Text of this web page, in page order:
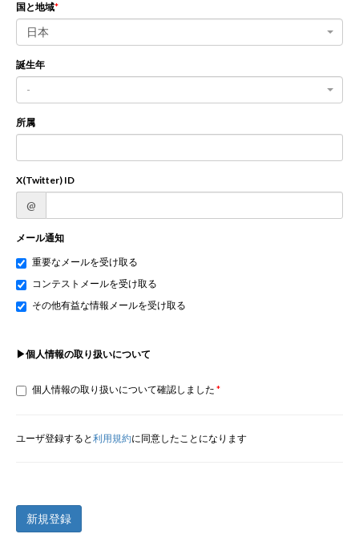
国と地域
日本
誕生年
-
所属
X(Twitter) ID
@
メール通知
重要なメールを受け取る
コンテストメールを受け取る
その他有益な情報メールを受け取る
▶個人情報の取り扱いについて
個人情報の取り扱いについて確認しました
ユーザ登録すると利用規約に同意したことになります
新規登録